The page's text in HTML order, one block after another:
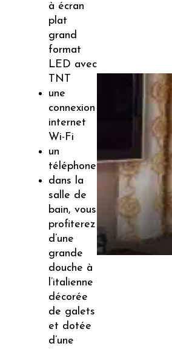
à écran
plat
grand
format
LED avec
TNT
une
connexion
internet
Wi-Fi
un
téléphone
dans la
salle de
bain, vous
profiterez
d’une
grande
douche à
l’italienne
décorée
de galets
et dotée
d’une